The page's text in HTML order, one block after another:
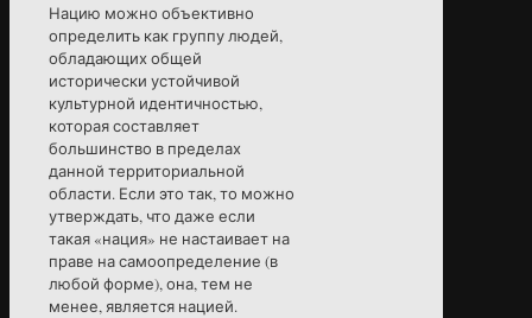
Нацию можно объективно
определить как группу людей,
обладающих общей
исторически устойчивой
культурной идентичностью,
которая составляет
большинство в пределах
данной территориальной
области. Если это так, то можно
утверждать, что даже если
такая «нация» не настаивает на
праве на самоопределение (в
любой форме), она, тем не
менее, является нацией.